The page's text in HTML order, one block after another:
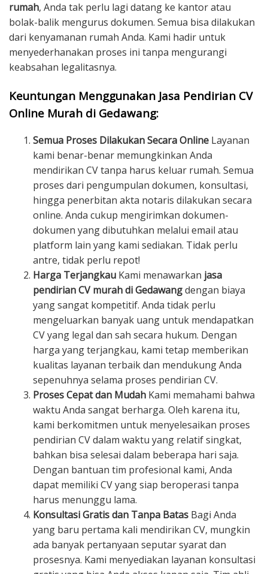
rumah, Anda tak perlu lagi datang ke kantor atau
bolak-balik mengurus dokumen. Semua bisa dilakukan
dari kenyamanan rumah Anda. Kami hadir untuk
menyederhanakan proses ini tanpa mengurangi
keabsahan legalitasnya.
Keuntungan Menggunakan Jasa Pendirian CV
Online Murah di Gedawang:
Semua Proses Dilakukan Secara Online Layanan
kami benar-benar memungkinkan Anda
mendirikan CV tanpa harus keluar rumah. Semua
proses dari pengumpulan dokumen, konsultasi,
hingga penerbitan akta notaris dilakukan secara
online. Anda cukup mengirimkan dokumen-
dokumen yang dibutuhkan melalui email atau
platform lain yang kami sediakan. Tidak perlu
antre, tidak perlu repot!
Harga Terjangkau Kami menawarkan jasa
pendirian CV murah di Gedawangdengan biaya
yang sangat kompetitif. Anda tidak perlu
mengeluarkan banyak uang untuk mendapatkan
CV yang legal dan sah secara hukum. Dengan
harga yang terjangkau, kami tetap memberikan
kualitas layanan terbaik dan mendukung Anda
sepenuhnya selama proses pendirian CV.
Proses Cepat dan Mudah Kami memahami bahwa
waktu Anda sangat berharga. Oleh karena itu,
kami berkomitmen untuk menyelesaikan proses
pendirian CV dalam waktu yang relatif singkat,
bahkan bisa selesai dalam beberapa hari saja.
Dengan bantuan tim profesional kami, Anda
dapat memiliki CV yang siap beroperasi tanpa
harus menunggu lama.
Konsultasi Gratis dan Tanpa Batas Bagi Anda
yang baru pertama kali mendirikan CV, mungkin
ada banyak pertanyaan seputar syarat dan
prosesnya. Kami menyediakan layanan konsultasi